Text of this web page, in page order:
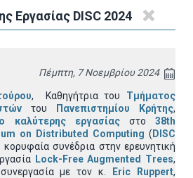
Εργασίας DISC 2024
Πέμπτη, 7 Νοεμβρίου 2024
, Καθηγήτρια του Τμήματος
του Πανεπιστημίου Κρήτης,
καλύτερης εργασίαςστο38th
on Distributed Computing ( DISC
συνέδρια στην ερευνητική
Lock-Free Augmented Trees,
με τον κ.
Eric Ruppert,